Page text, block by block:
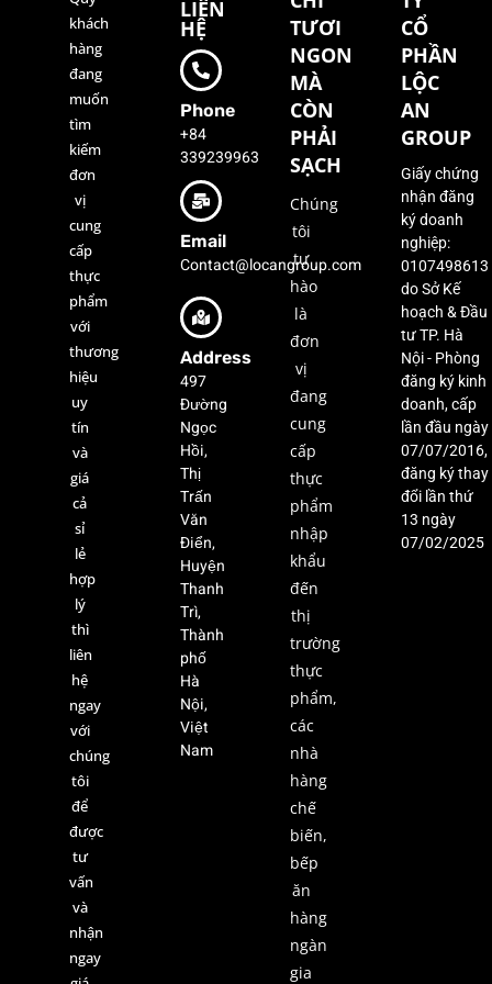
khách
hàng
đang
muốn
tìm
kiếm
đơn
vị
cung
cấp
thực
phẩm
với
thương
hiệu
uy
tín
và
giá
cả
sỉ
lẻ
hợp
lý
thì
liên
hệ
ngay
với
chúng
tôi
để
được
tư
vấn
và
nhận
ngay
LIÊN
HỆ
Phone
+84
339239963
Email
Contact@locangroup.com
Address
497
Đường
Ngọc
Hồi,
Thị
Trấn
Văn
Điển,
Huyện
Thanh
Trì,
Thành
phố
Hà
Nội,
Việt
Nam
TƯƠI
NGON
MÀ
CÒN
PHẢI
SẠCH
Chúng
tôi
tự
hào
là
đơn
vị
đang
cung
cấp
thực
phẩm
nhập
khẩu
đến
thị
trường
thực
phẩm,
các
nhà
hàng
chế
biến,
bếp
ăn
hàng
ngàn
gia
CỔ
PHẦN
LỘC
AN
GROUP
Giấy chứng
nhận đăng
ký doanh
nghiệp:
0107498613
do Sở Kế
hoạch & Đầu
tư TP. Hà
Nội - Phòng
đăng ký kinh
doanh, cấp
lần đầu ngày
07/07/2016,
đăng ký thay
đổi lần thứ
13 ngày
07/02/2025